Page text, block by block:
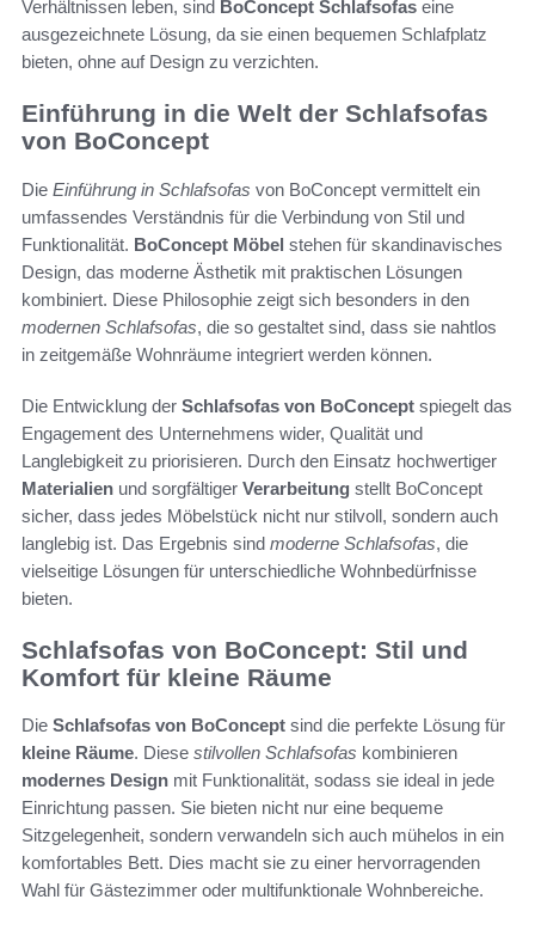
Verhältnissen leben, sind BoConcept Schlafsofas eine
ausgezeichnete Lösung, da sie einen bequemen Schlafplatz
bieten, ohne auf Design zu verzichten.
Einführung in die Welt der Schlafsofas
von BoConcept
Die Einführung in Schlafsofas von BoConcept vermittelt ein
umfassendes Verständnis für die Verbindung von Stil und
Funktionalität. BoConcept Möbel stehen für skandinavisches
Design, das moderne Ästhetik mit praktischen Lösungen
kombiniert. Diese Philosophie zeigt sich besonders in den
modernen Schlafsofas, die so gestaltet sind, dass sie nahtlos
in zeitgemäße Wohnräume integriert werden können.
Die Entwicklung der Schlafsofas von BoConcept spiegelt das
Engagement des Unternehmens wider, Qualität und
Langlebigkeit zu priorisieren. Durch den Einsatz hochwertiger
Materialien und sorgfältiger Verarbeitung stellt BoConcept
sicher, dass jedes Möbelstück nicht nur stilvoll, sondern auch
langlebig ist. Das Ergebnis sind moderne Schlafsofas, die
vielseitige Lösungen für unterschiedliche Wohnbedürfnisse
bieten.
Schlafsofas von BoConcept: Stil und
Komfort für kleine Räume
Die Schlafsofas von BoConcept sind die perfekte Lösung für
kleine Räume. Diese stilvollen Schlafsofas kombinieren
modernes Design mit Funktionalität, sodass sie ideal in jede
Einrichtung passen. Sie bieten nicht nur eine bequeme
Sitzgelegenheit, sondern verwandeln sich auch mühelos in ein
komfortables Bett. Dies macht sie zu einer hervorragenden
Wahl für Gästezimmer oder multifunktionale Wohnbereiche.